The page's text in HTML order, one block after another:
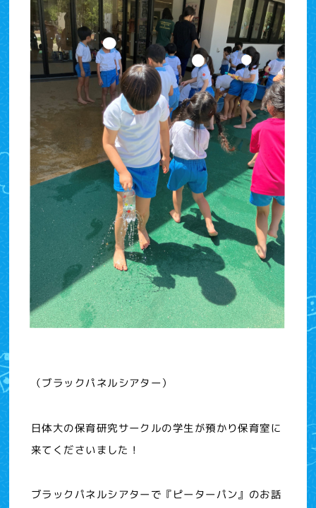
（ブラックパネルシアター）
日体大の保育研究サークルの学生が預かり保育室に
来てくださいました！
ブラックパネルシアターで『ピーターパン』のお話